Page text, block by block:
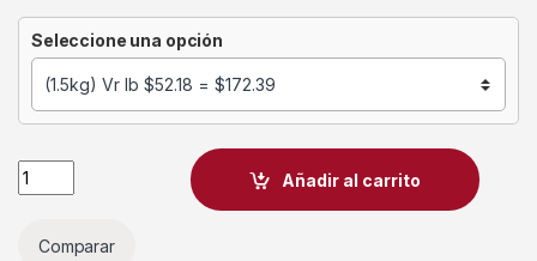
Seleccione una opción
Añadir al carrito
Comparar